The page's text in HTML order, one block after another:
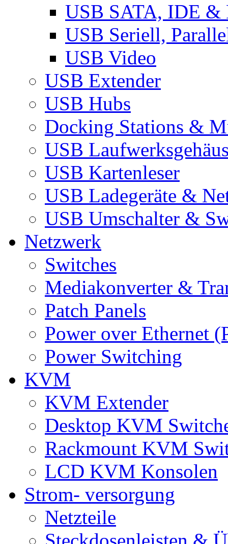
USB SATA, IDE &
USB Seriell,
USB Video
USB Extender
USB Hubs
Docking Stations &
USB
USB Kartenleser
USB Ladegeräte &
USB Umschalter &
Netzwerk
Switches
Mediakonverter &
Patch Panels
Power over Ethernet
Power Switching
KVM
KVM Extender
Desktop KVM
Rackmount KVM
LCD KVM Konsolen
Strom- versorgung
Netzteile